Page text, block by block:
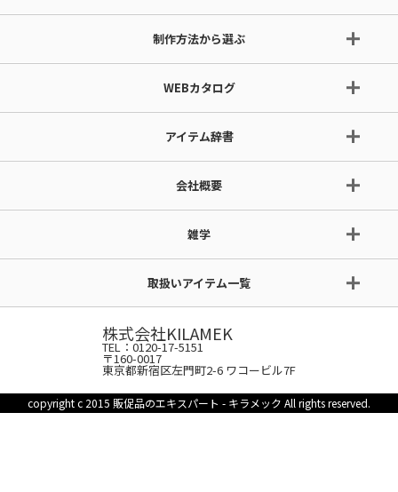
制作方法から選ぶ
WEBカタログ
アイテム辞書
会社概要
雑学
取扱いアイテム一覧
株式会社KILAMEK
TEL：0120-17-5151
〒160-0017
東京都新宿区左門町2-6 ワコービル7F
copyright c 2015 販促品のエキスパート - キラメック All rights reserved.